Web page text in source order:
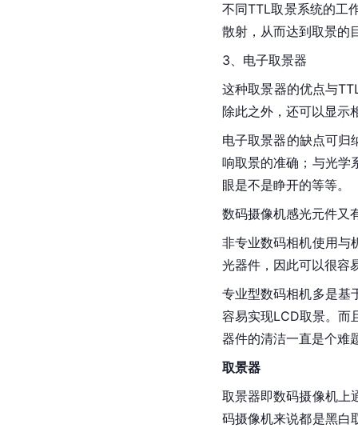
不同TTL取景系统的工
散射，从而达到取景的
3、电子取景器
这种取景器的优点与
除此之外，还可以显示
电子取景器的缺点可归
响取景的准确；与光学
眼是不是睁开的等等。
数码摄像机感光元件又
非专业数码相机使用与
光器件，因此可以很容
专业型数码相机多是基
容易实现LCD取景。而
器件的清洁一直是个难
取景器
取景器即数码摄像机上
码摄像机来说都是黑白